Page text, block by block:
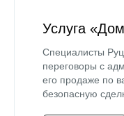
Услуга
Специалисты
переговоры с
его продаже по
безопасную